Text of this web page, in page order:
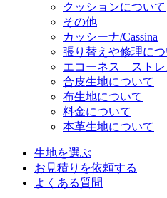
クッションについて
その他
カッシーナ/Cassina
張り替えや修理につ
エコーネス ストレ
合皮生地について
布生地について
料金について
本革生地について
生地を選ぶ
お見積りを依頼する
よくある質問